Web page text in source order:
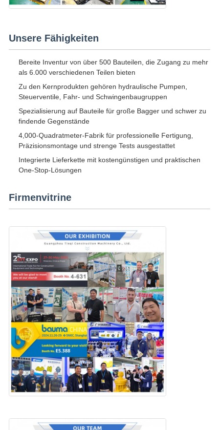
Unsere Fähigkeiten
Bereite Inventur von über 500 Bauteilen, die Zugang zu mehr
als 6.000 verschiedenen Teilen bieten
Zu den Kernprodukten gehören hydraulische Pumpen,
Steuerventile, Fahr- und Schwingenbaugruppen
Spezialisierung auf Bauteile für große Bagger und schwer zu
findende Gegenstände
4,000-Quadratmeter-Fabrik für professionelle Fertigung,
Präzisionsmontage und strenge Tests ausgestattet
Integrierte Lieferkette mit kostengünstigen und praktischen
One-Stop-Lösungen
Firmenvitrine